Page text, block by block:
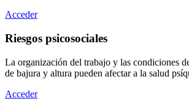
Acceder
Riesgos psicosociales
La organización del trabajo y las condiciones
de bajura y altura pueden afectar a la salud
Acceder